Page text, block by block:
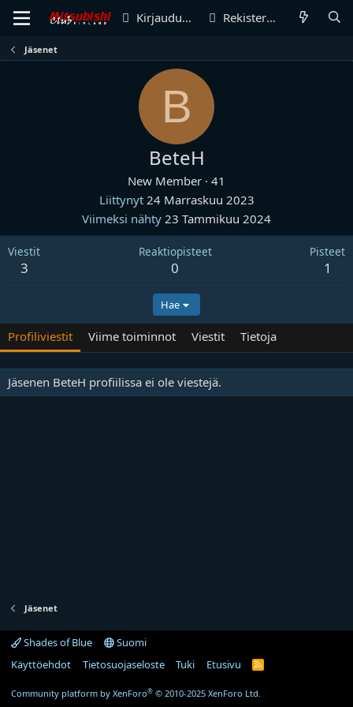
Kirjaudu sisään Rekisteröidy
Jäsenet
B
BeteH
New Member · 41
Liittynyt 24 Marraskuu 2023
Viimeksi nähty 23 Tammikuu 2024
Viestit
3
Reaktiopisteet
0
Pisteet
1
Hae
Profiliviestit Viime toiminnot Viestit Tietoja
Jäsenen BeteH profiilissa ei ole viestejä.
Jäsenet
Shades of Blue
Suomi
Käyttöehdot
Tietosuojaseloste Tuki Etusivu
R
Community platform by XenForo® © 2010-2025 XenForo Ltd.